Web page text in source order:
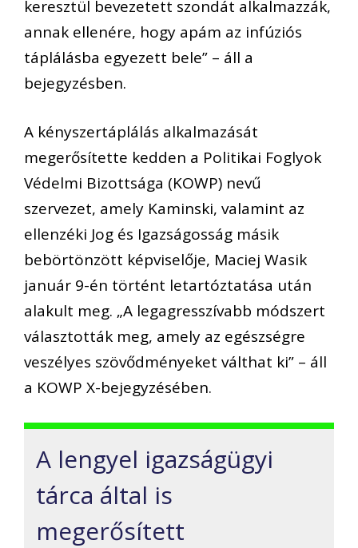
keresztül bevezetett szondát alkalmazzák,
annak ellenére, hogy apám az infúziós
táplálásba egyezett bele” – áll a
bejegyzésben.
A kényszertáplálás alkalmazását
megerősítette kedden a Politikai Foglyok
Védelmi Bizottsága (KOWP) nevű
szervezet, amely Kaminski, valamint az
ellenzéki Jog és Igazságosság másik
bebörtönzött képviselője, Maciej Wasik
január 9-én történt letartóztatása után
alakult meg. „A legagresszívabb módszert
választották meg, amely az egészségre
veszélyes szövődményeket válthat ki” – áll
a KOWP X-bejegyzésében.
A lengyel igazságügyi
tárca által is
megerősített